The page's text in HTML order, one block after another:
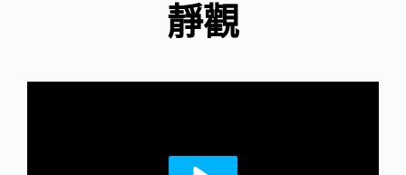
靜觀